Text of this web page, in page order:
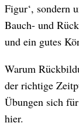
Figur‘, sondern
Bauch- und
und ein gutes
Warum
der richtige
Übungen sich
hier.